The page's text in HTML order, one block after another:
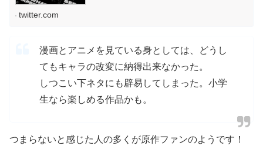
twitter.com
漫画とアニメを見ている身としては、どうし
てもキャラの改変に納得出来なかった。
しつこい下ネタにも辟易してしまった。小学
生なら楽しめる作品かも。
つまらないと感じた人の多くが原作ファンのようです！